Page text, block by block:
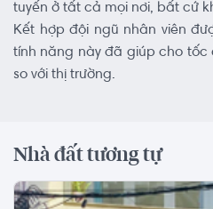
tuyến ở tất cả mọi nơi, bất cứ
Kết hợp đội ngũ nhân viên
tính năng này đã giúp cho
so với thị trường.
Nhà đất tương tự